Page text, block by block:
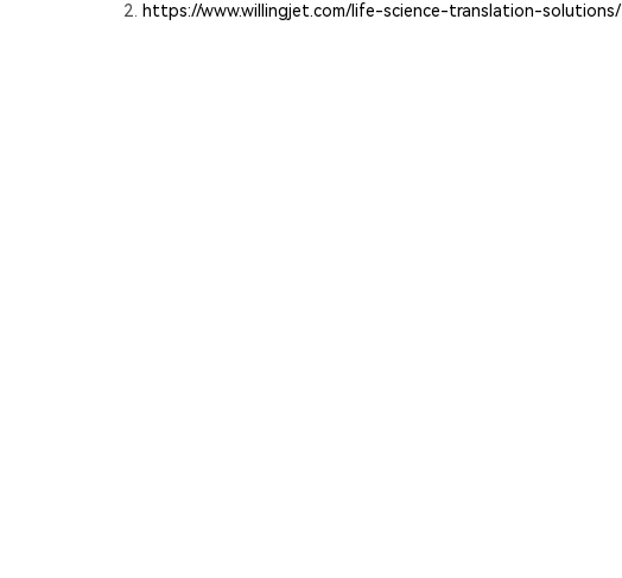
https://www.willingjet.com/life-science-translation-solutions/